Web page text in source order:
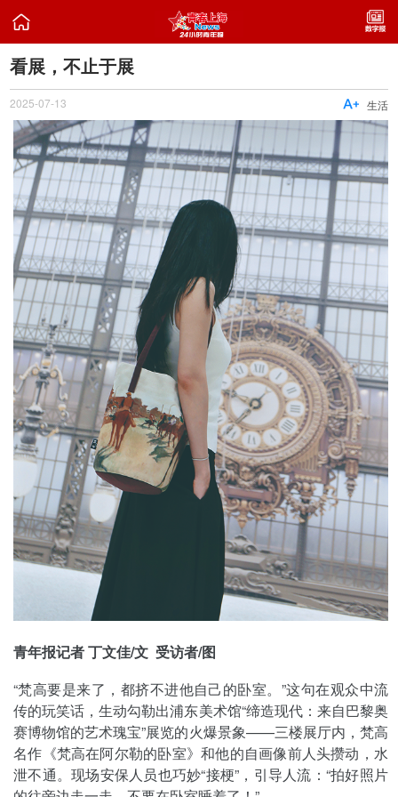

看展，不止于展
2025-07-13 生活

青年报记者 丁文佳/文 受访者/图
“梵高要是来了，都挤不进他自己的卧室。”这句在观众中流
传的玩笑话，生动勾勒出浦东美术馆“缔造现代：来自巴黎奥
赛博物馆的艺术瑰宝”展览的火爆景象——三楼展厅内，梵高
名作《梵高在阿尔勒的卧室》和他的自画像前人头攒动，水
泄不通。现场安保人员也巧妙“接梗”，引导人流：“拍好照片